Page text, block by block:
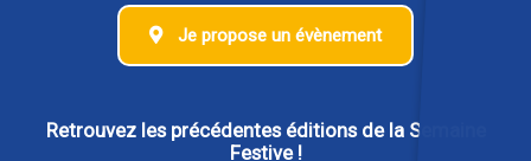
Je propose un évènement
Retrouvez les précédentes éditions de la Semaine
Festive !